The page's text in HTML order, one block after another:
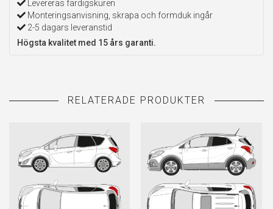
Levereras färdigskuren
Monteringsanvisning, skrapa och formduk ingår
2-5 dagars leveranstid
Högsta kvalitet med 15 års garanti.